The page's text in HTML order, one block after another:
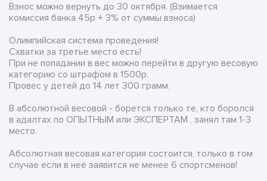
Взнос можно вернуть до 30 октября. (Взимается
комиссия банка 45р + 3% от суммы взноса)
Олимпийская система проведения!
Схватки за третье место есть!
При не попадании в вес можно перейти в другую весовую
категорию со штрафом в 1500р.
Провес у детей до 14 лет 300 грамм.
В абсолютной весовой - борется только те, кто боролся
в адалтах по ОПЫТНЫМ или ЭКСПЕРТАМ , занял там 1-3
место.
Абсолютная весовая категория состоится, только в том
случае если в неё заявится не менее 6 спортсменов!